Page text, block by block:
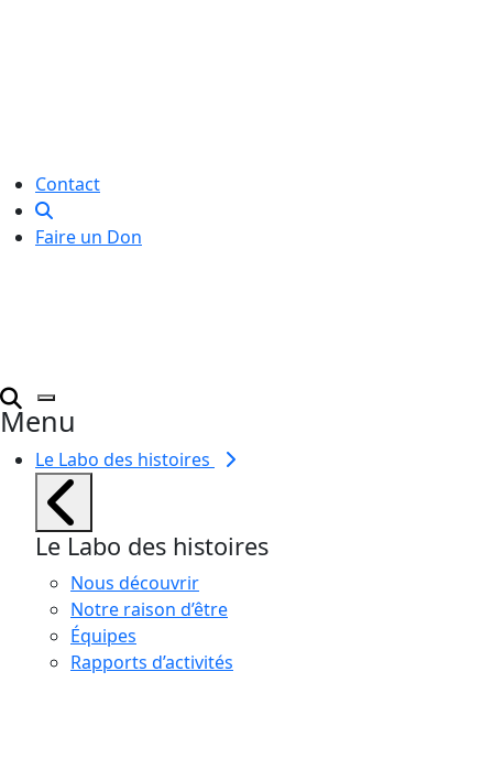
Contact
Faire un Don
Menu
Le Labo des histoires
Le Labo des histoires
Nous découvrir
Notre raison d’être
Équipes
Rapports d’activités